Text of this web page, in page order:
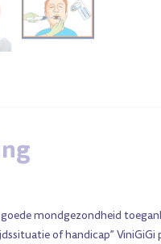
goede mondgezondheid
of handicap” ViniGiGi